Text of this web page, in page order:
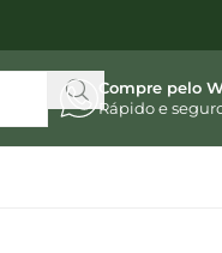
Compre pelo
Rápido e